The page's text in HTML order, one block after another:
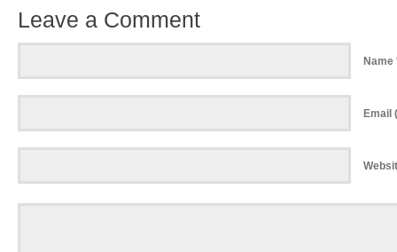
Leave a Comment
Name
Email